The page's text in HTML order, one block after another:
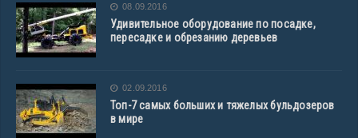
08.09.2016
Удивительное оборудование по посадке,
пересадке и обрезанию деревьев
02.09.2016
Топ-7 самых больших и тяжелых бульдозеров
в мире